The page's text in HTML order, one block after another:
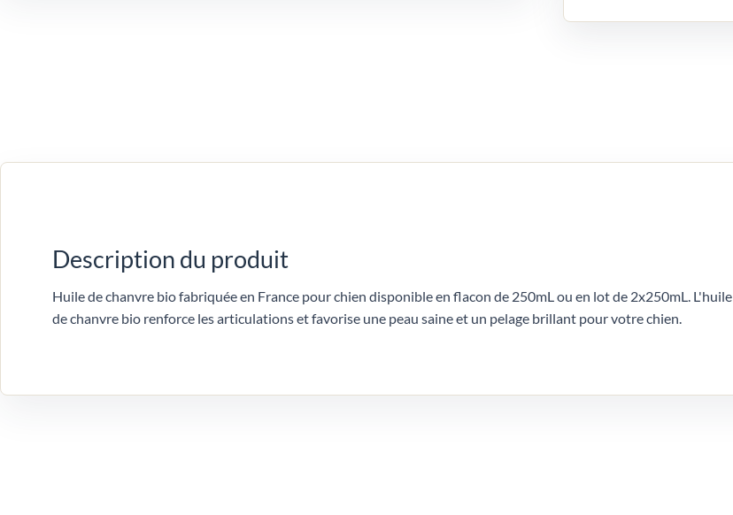
Description du produit
Huile de chanvre bio fabriquée en France pour chien disponible en flacon de 250mL ou en lot de 2x250mL. L'huile
de chanvre bio renforce les articulations et favorise une peau saine et un pelage brillant pour votre chien.